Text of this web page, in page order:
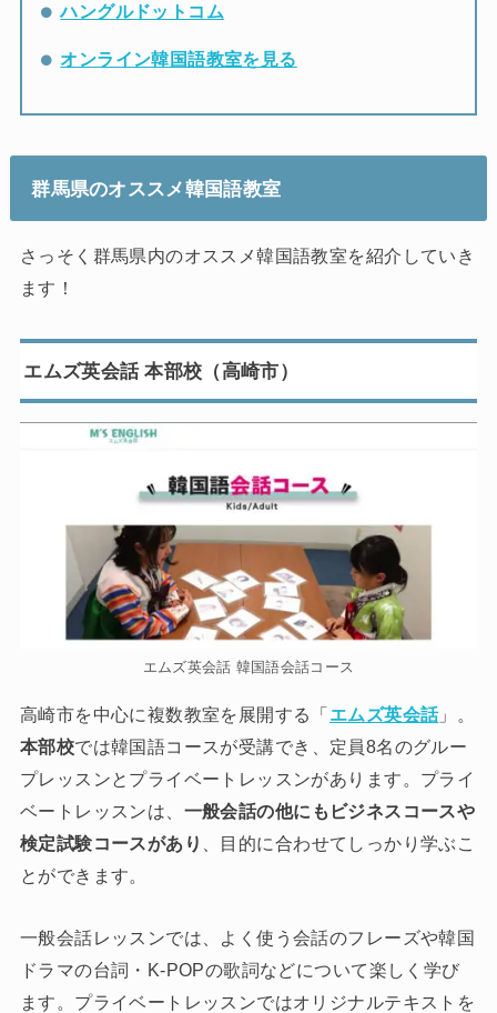
ハングルドットコム
オンライン韓国語教室を見る
群馬県のオススメ韓国語教室
さっそく群馬県内のオススメ韓国語教室を紹介していき
ます！
エムズ英会話 本部校（高崎市）
エムズ英会話 韓国語会話コース
高崎市を中心に複数教室を展開する「 エムズ英会話」。
本部校では韓国語コースが受講でき、定員8名のグルー
プレッスンとプライベートレッスンがあります。プライ
ベートレッスンは、 一般会話の他にもビジネスコースや
検定試験コースがあり
、目的に合わせてしっかり学ぶこ
とができます。
一般会話レッスンでは、よく使う会話のフレーズや韓国
ドラマの台詞・K-POPの歌詞などについて楽しく学び
ます。プライベートレッスンではオリジナルテキストを